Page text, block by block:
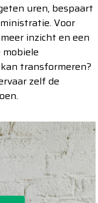
uren, bespaart
Voor
inzicht en een
transformeren?
zelf de